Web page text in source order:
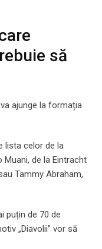
să
ajunge la formația
lista celor de la
Muani, de la Eintracht
Tammy Abraham,
puțin de 70 de
„Diavolii” vor să